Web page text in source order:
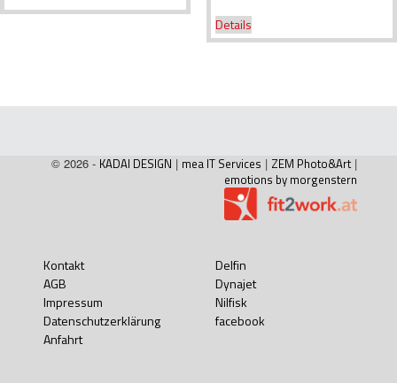
Details
© 2026 - KADAI DESIGN | mea IT Services | ZEM Photo&Art |
emotions by morgenstern
Kontakt
AGB
Impressum
Datenschutzerklärung
Anfahrt
Delfin
Dynajet
Nilfisk
facebook